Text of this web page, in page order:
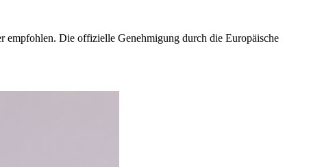
Die offizielle Genehmigung durch die Europäische